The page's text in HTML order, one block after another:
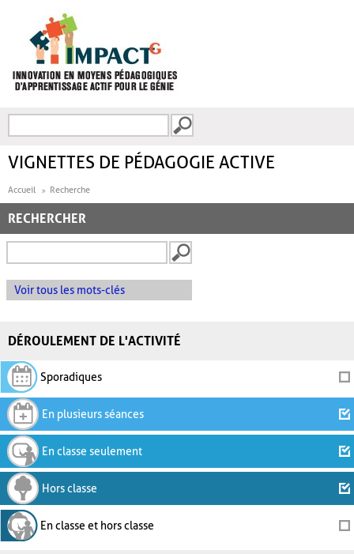
FORMULAIRE DE
VIGNETTES DE PÉDAGOGIE ACTIVE
Accueil Recherche
RECHERCHER
Voir tous les mots-clés
DÉROULEMENT DE L'ACTIVITÉ
Sporadiques
En plusieurs séances
En classe seulement
Hors classe
En classe et hors classe